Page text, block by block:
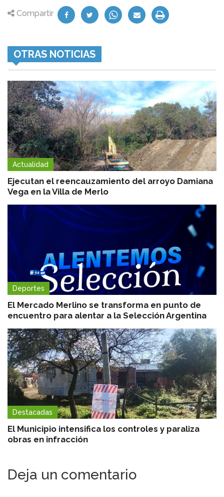
Compartir
OTRAS NOTICIAS
Actualidad
Ejecutan el reencauzamiento del arroyo Damiana
Vega en la Villa de Merlo
Deportes
El Mercado Merlino se transforma en punto de
encuentro para alentar a la Selección Argentina
Destacadas
El Municipio intensifica los controles y paraliza
obras en infracción
Deja un comentario